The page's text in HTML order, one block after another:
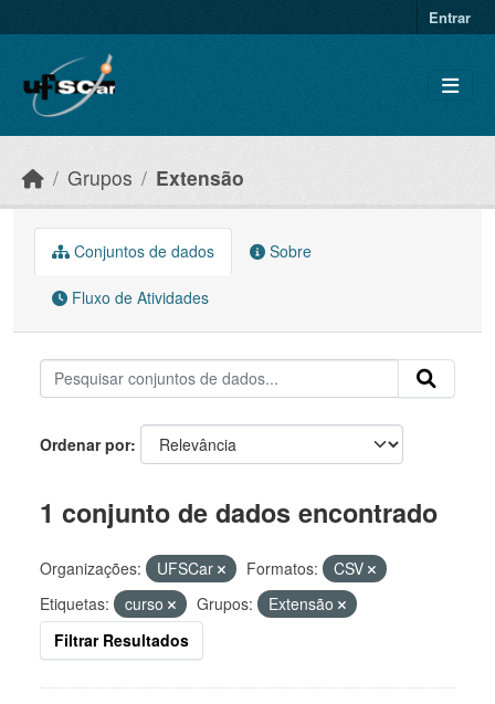
Entrar
Grupos Extensão
Conjuntos de dados Sobre
Fluxo de Atividades
Ordenar por
1 conjunto de dados encontrado
Organizações: UFSCar Formatos:
CSV
Etiquetas:
curso Grupos:
Extensão
Filtrar Resultados